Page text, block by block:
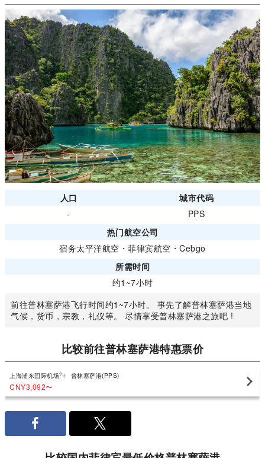
人口
城市代码
-
PPS
热门航空公司
宿务太平洋航空 ・菲律宾航空 ・Cebgo
所需时间
约1~7小时
前往普林塞萨港飞行时间约1~7小时。 事先了解普林塞萨港当地
气候，货币，宗教，礼仪等。 尽情享受普林塞萨港之旅吧 !
比较前往普林塞萨港特惠票价
上海浦东囯际机场 普林塞萨港(PPS)
CNY3,092〜